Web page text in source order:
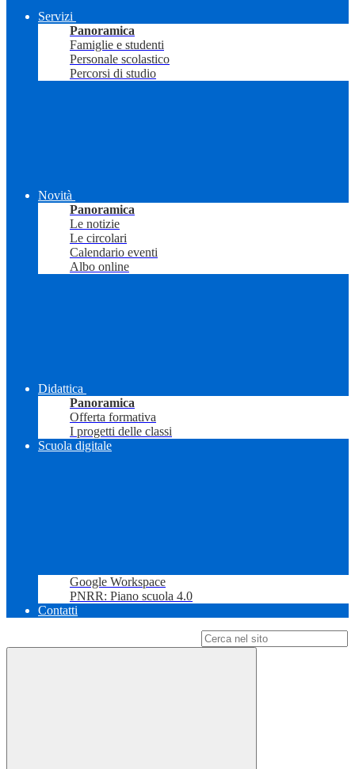
Servizi
Panoramica
Famiglie e studenti
Personale scolastico
Percorsi di studio
Novità
Panoramica
Le notizie
Le circolari
Calendario eventi
Albo online
Didattica
Panoramica
Offerta formativa
I progetti delle classi
Scuola digitale
Google Workspace
PNRR: Piano scuola 4.0
Contatti